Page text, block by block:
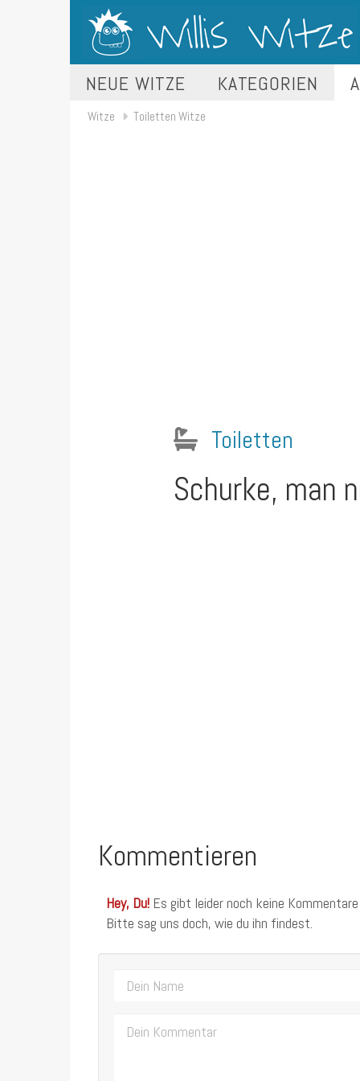
NEUE WITZE KATEGORIEN
Witze Toiletten Witze
Toiletten
Schurke, man
Kommentieren
Hey, Du! Es gibt leider noch keine
Bitte sag uns doch, wie du ihn findest.